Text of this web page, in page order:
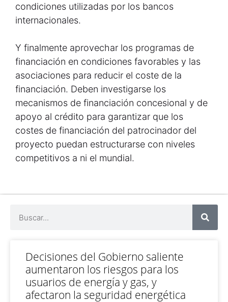
condiciones utilizadas por los bancos
internacionales.
Y finalmente aprovechar los programas de
financiación en condiciones favorables y las
asociaciones para reducir el coste de la
financiación. Deben investigarse los
mecanismos de financiación concesional y de
apoyo al crédito para garantizar que los
costes de financiación del patrocinador del
proyecto puedan estructurarse con niveles
competitivos a ni el mundial.
Decisiones del Gobierno saliente
aumentaron los riesgos para los
usuarios de energía y gas, y
afectaron la seguridad energética